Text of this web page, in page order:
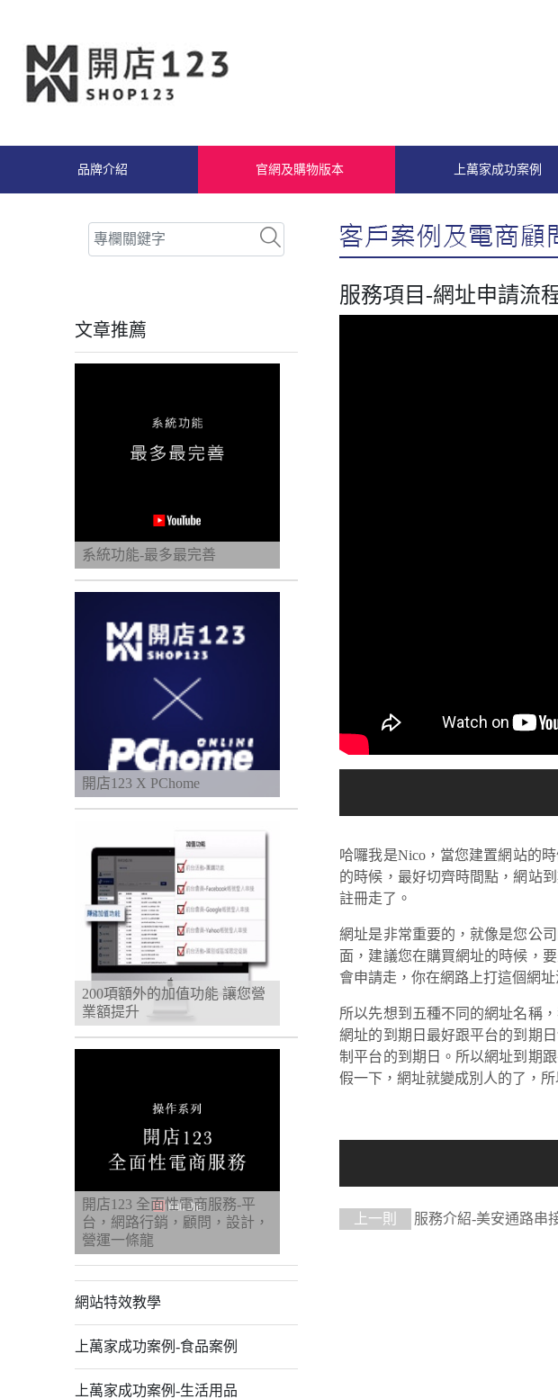
品牌介紹 官網及購物版本 上萬家成功案例
文章推薦
系統功能-最多最完善
開店123 X PChome
200項額外的加值功能 讓您營
業額提升
開店123 全面性電商服務-平
台，網路行銷，顧問，設計，
營運一條龍
網站特效教學
上萬家成功案例-食品案例
上萬家成功案例-生活用品
服務項目-網址申請流
哈囉我是Nico，當您建置網站的
的時候，最好切齊時間點，網站
註冊走了。
網址是非常重要的，就像是您公
面，建議您在購買網址的時候，
會申請走，你在網路上打這個網
所以先想到五種不同的網址名稱
網址的到期日最好跟平台的到期
制平台的到期日。所以網址到期
假一下，網址就變成別人的了，
上一則 服務介紹-美安通路串